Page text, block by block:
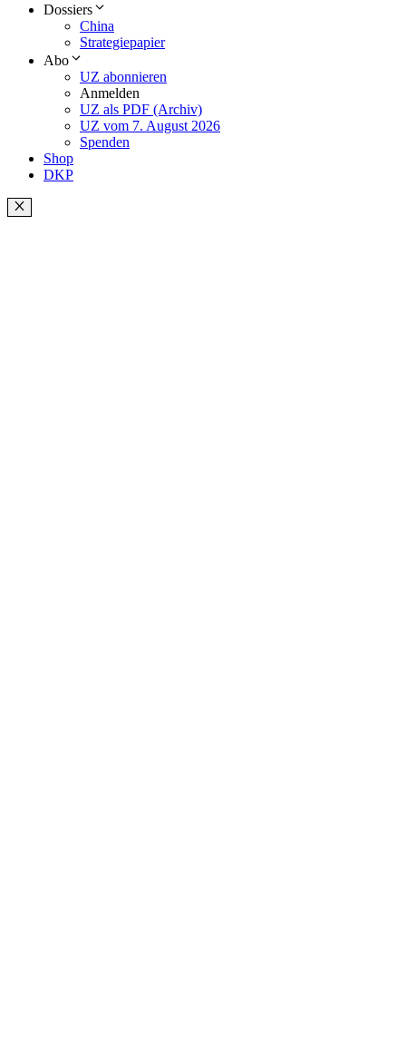
Dossiers
China
Strategiepapier
Abo
UZ abonnieren
Anmelden
UZ als PDF (Archiv)
UZ vom 7. August 2026
Spenden
Shop
DKP
Schließen